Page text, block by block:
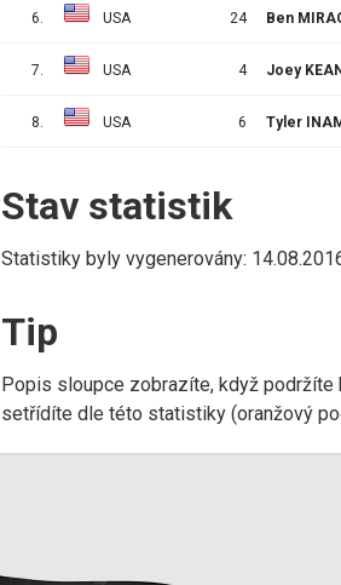
6. USA 24 Ben
7. USA 4 Joey
8. USA 6 Tyler
Stav statistik
Statistiky byly vygenerovány:
Tip
Popis sloupce zobrazíte, když podržíte
setřídíte dle této statistiky (oranžový